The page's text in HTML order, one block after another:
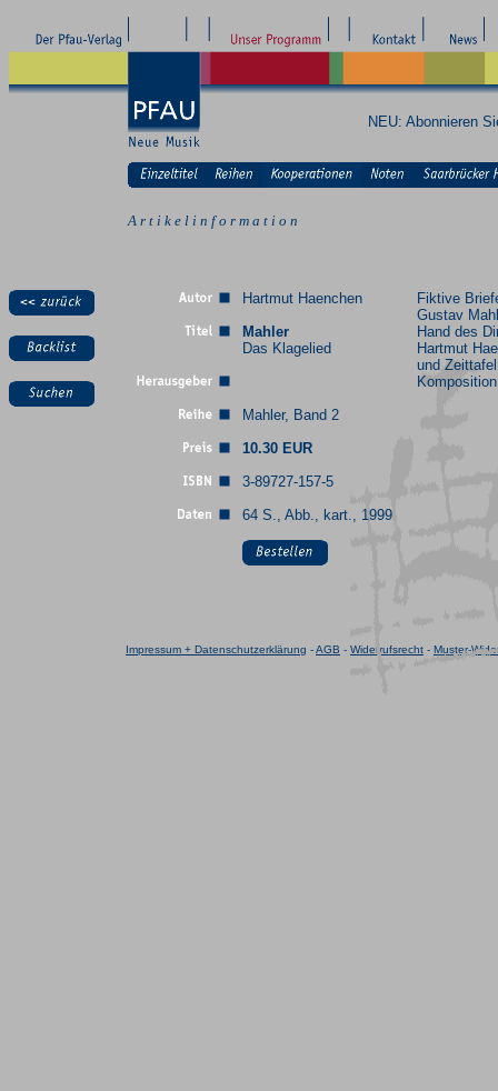
NEU: Abonnieren
A r t i k e l i n f o r m a t i o n
Hartmut Haenchen
Mahler
Das Klagelied
Mahler, Band 2
10.30 EUR
3-89727-157-5
64 S., Abb., kart., 1999
Fiktive
Gustav
Hand des
Hartmut
und
Komposition
Impressum + Datenschutzerklärung -AGB - Widerrufsrecht - Muster-